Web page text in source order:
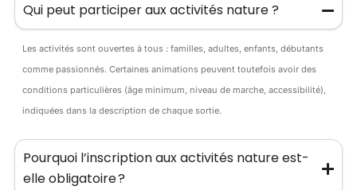
Qui peut participer aux activités nature ?
Les activités sont ouvertes à tous : familles, adultes, enfants, débutants
comme passionnés. Certaines animations peuvent toutefois avoir des
conditions particulières (âge minimum, niveau de marche, accessibilité),
indiquées dans la description de chaque sortie.
Pourquoi l’inscription aux activités nature est-
elle obligatoire ?